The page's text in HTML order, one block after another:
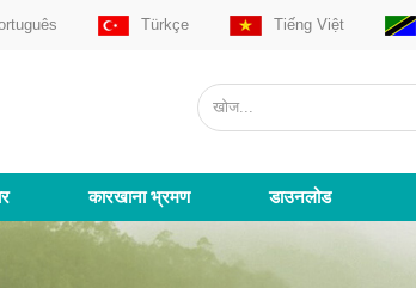
Türkçe Tiếng Việt
कारखाना भ्रमण डाउनलोड